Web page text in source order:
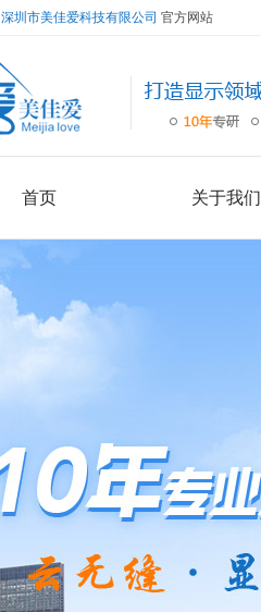
深圳市美佳爱科技有限公司 官方网站
首页 关于我们